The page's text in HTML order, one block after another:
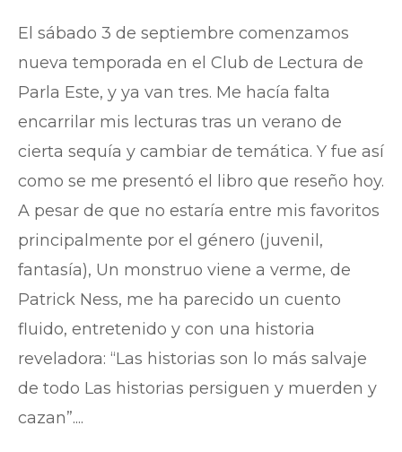
El sábado 3 de septiembre comenzamos
nueva temporada en el Club de Lectura de
Parla Este, y ya van tres. Me hacía falta
encarrilar mis lecturas tras un verano de
cierta sequía y cambiar de temática. Y fue así
como se me presentó el libro que reseño hoy.
A pesar de que no estaría entre mis favoritos
principalmente por el género (juvenil,
fantasía), Un monstruo viene a verme, de
Patrick Ness, me ha parecido un cuento
fluido, entretenido y con una historia
reveladora: “Las historias son lo más salvaje
de todo Las historias persiguen y muerden y
cazan”....